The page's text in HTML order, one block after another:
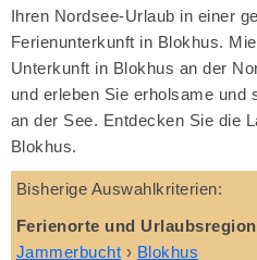
Ihren Nordsee-Urlaub in einer
Ferienunterkunft in Blokhus.
Unterkunft in Blokhus an der
und erleben Sie erholsame und
an der See. Entdecken Sie die
Blokhus.
Bisherige Auswahlkriterien:
Ferienorte und
Jammerbucht › Blokhus